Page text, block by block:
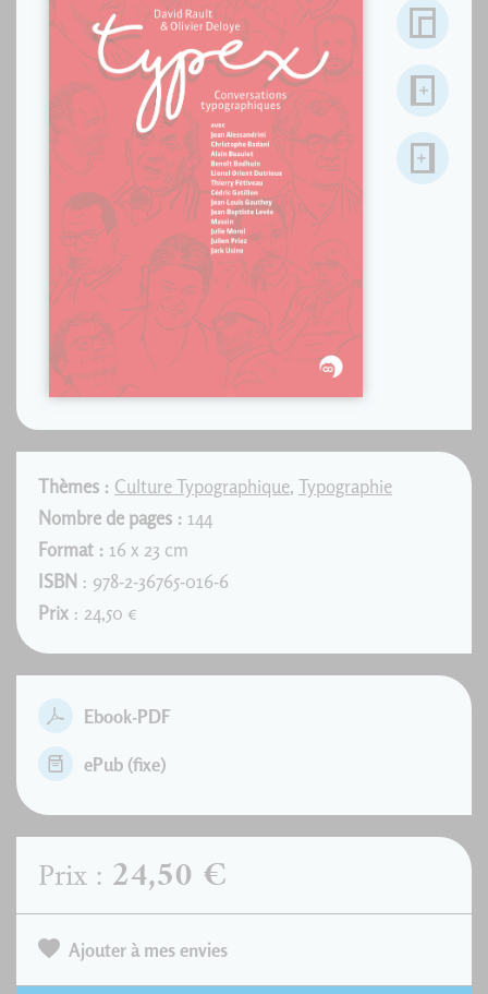
Thèmes : Culture Typographique, Typographie
Nombre de pages : 144
Format : 16 x 23 cm
ISBN : 978-2-36765-016-6
Prix : 24,50 €
Ebook-PDF
ePub (fixe)
Prix : 24,50 €
Ajouter à mes envies